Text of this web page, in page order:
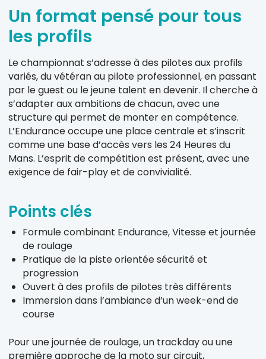
Un format pensé pour tous
les profils
Le championnat s’adresse à des pilotes aux profils
variés, du vétéran au pilote professionnel, en passant
par le guest ou le jeune talent en devenir. Il cherche à
s’adapter aux ambitions de chacun, avec une
structure qui permet de monter en compétence.
L’Endurance occupe une place centrale et s’inscrit
comme une base d’accès vers les 24 Heures du
Mans. L’esprit de compétition est présent, avec une
exigence de fair-play et de convivialité.
Points clés
Formule combinant Endurance, Vitesse et journée
de roulage
Pratique de la piste orientée sécurité et
progression
Ouvert à des profils de pilotes très différents
Immersion dans l’ambiance d’un week-end de
course
Pour une journée de roulage, un trackday ou une
première approche de la moto sur circuit,